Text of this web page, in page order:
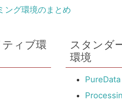
ング環境のまとめ
ィブ環
スタンダ
環境
PureData